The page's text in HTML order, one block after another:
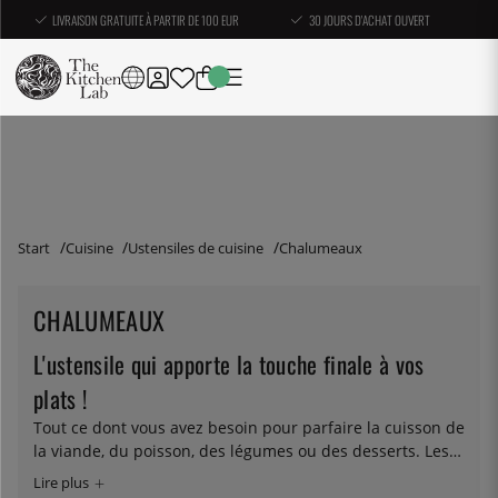
LIVRAISON GRATUITE À PARTIR DE 100 EUR 30 JOURS D'ACHAT OUVERT
Start Cuisine Ustensiles de cuisine Chalumeaux
CHALUMEAUX
L'ustensile qui apporte la touche finale à vos
plats !
Tout ce dont vous avez besoin pour parfaire la cuisson de
la viande, du poisson, des légumes ou des desserts. Les
chalumeaux tels que Searzall et Handyjet conviennent